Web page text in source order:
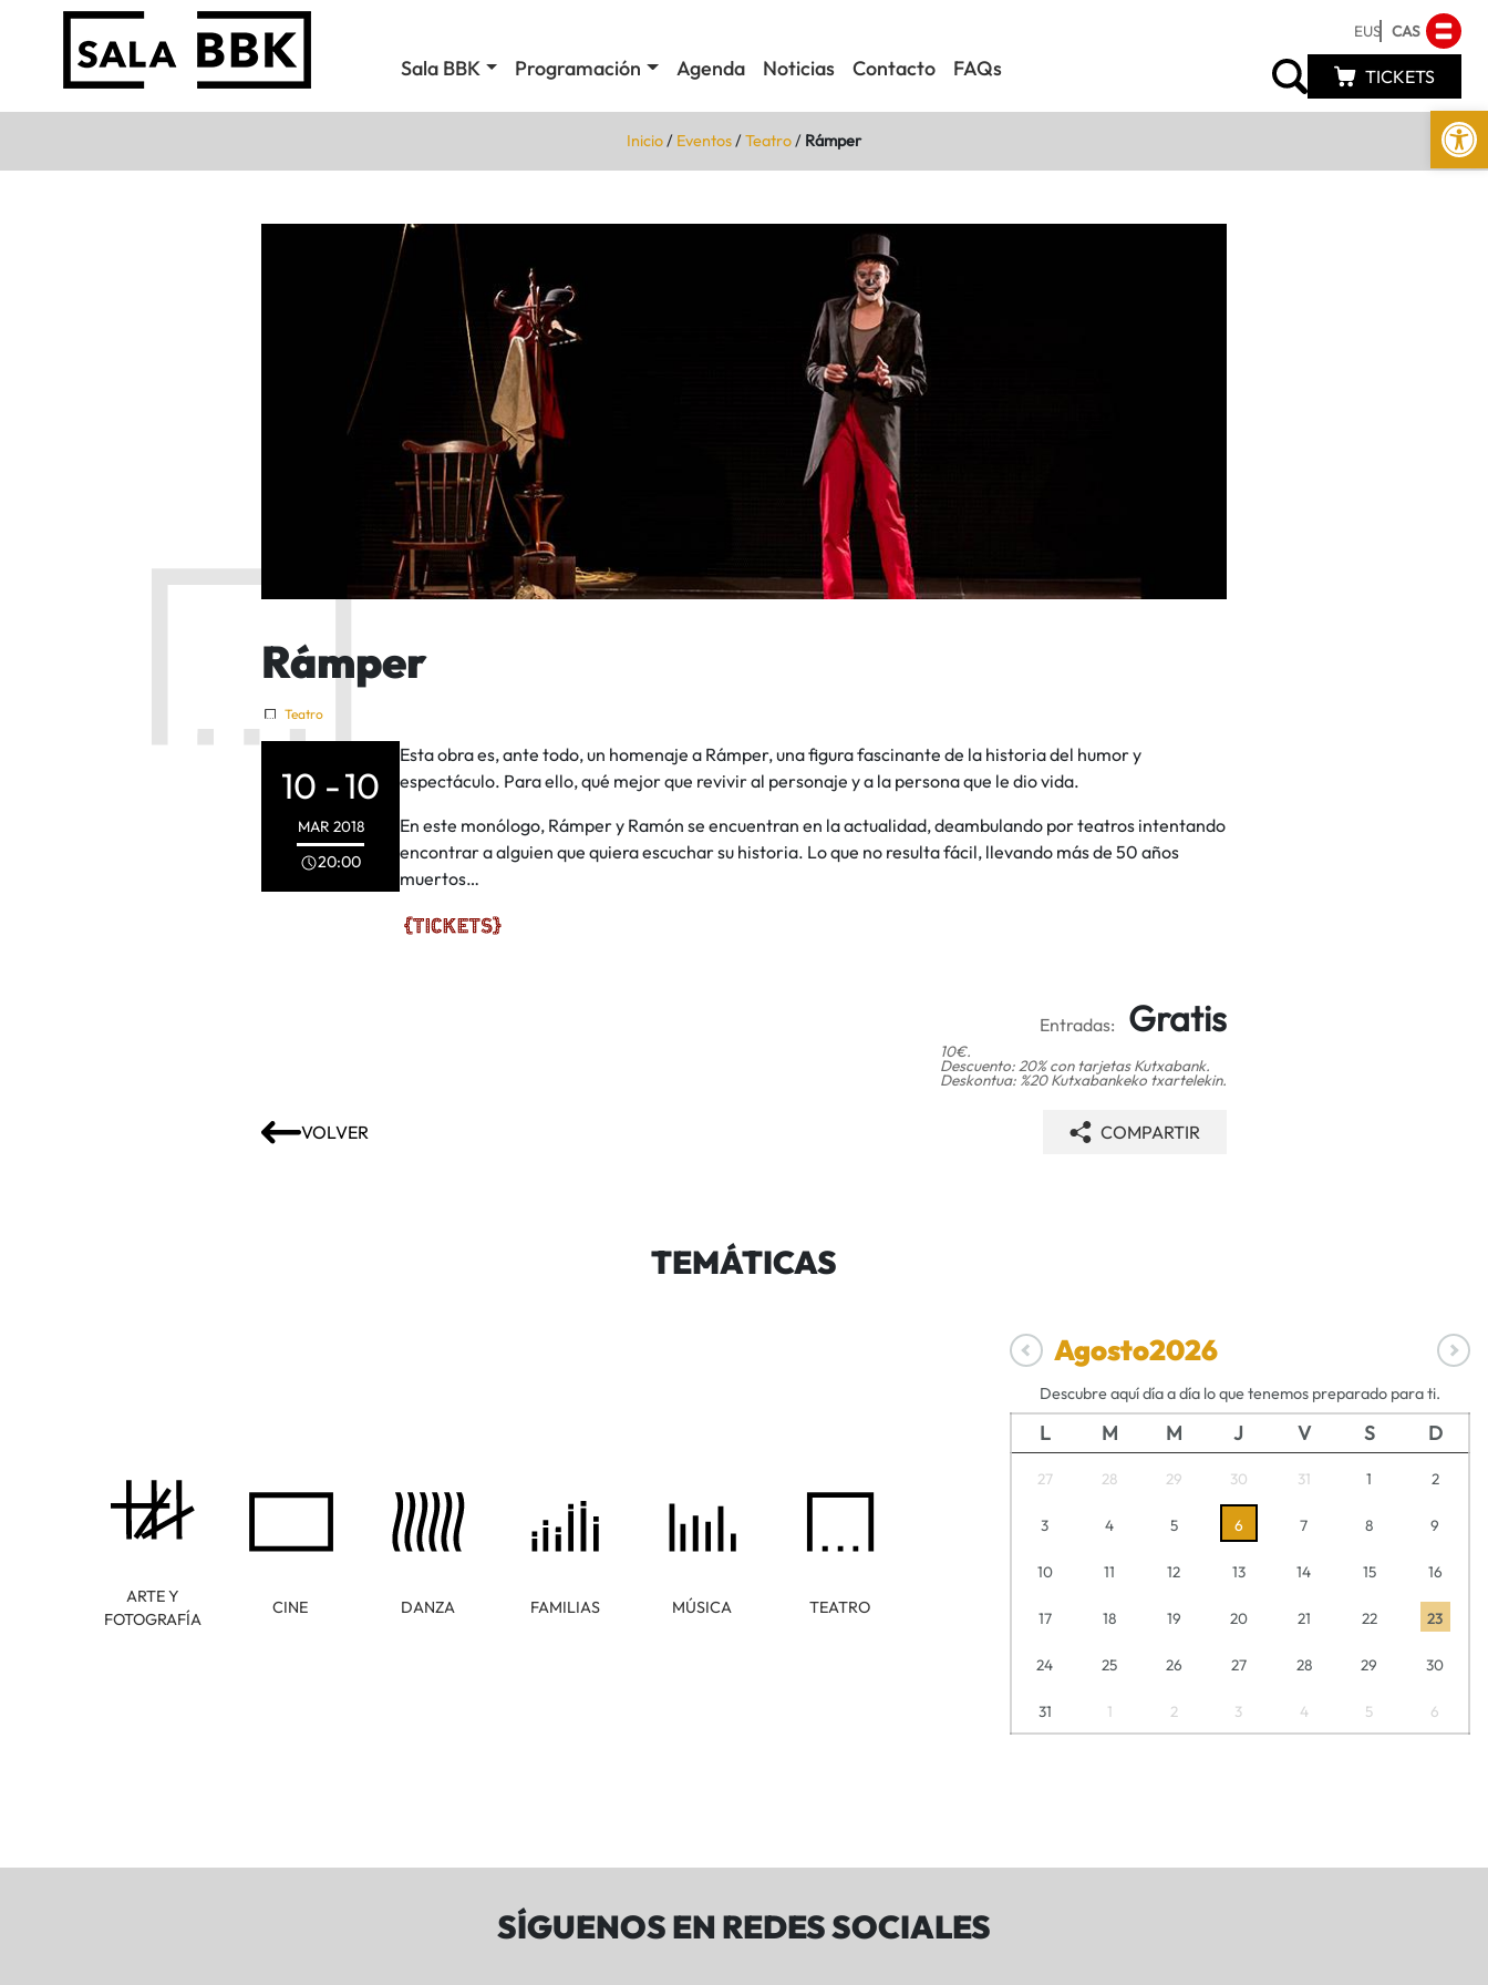
Abrir
Sala BBK Programación Agenda Noticias Contacto FAQs
EUS CAS
TICKETS
Inicio/ Eventos/Teatro/ Rámper
Rámper
Teatro
10 -10
MAR 2018
20:00
Esta obra es, ante todo, un homenaje a Rámper, una figura fascinante de la historia del humor y
espectáculo. Para ello, qué mejor que revivir al personaje y a la persona que le dio vida.
En este monólogo, Rámper y Ramón se encuentran en la actualidad, deambulando por teatros intentando
encontrar a alguien que quiera escuchar su historia. Lo que no resulta fácil, llevando más de 50 años
muertos…
Entradas: Gratis
10€.
Descuento: 20% con tarjetas Kutxabank.
Deskontua: %20 Kutxabankeko txartelekin.
VOLVER COMPARTIR
TEMÁTICAS
ARTE Y
FOTOGRAFÍA
CINE DANZA FAMILIAS MÚSICA TEATRO
Agosto2026
Descubre aquí día a día lo que tenemos preparado para ti.
L M M J V S D
27 28 29 30 31 1 2
3 4 5 6 7 8 9
10 11 12 13 14 15 16
17 18 19 20 21 22 23
24 25 26 27 28 29 30
31 1 2 3 4 5 6
SÍGUENOS EN REDES SOCIALES